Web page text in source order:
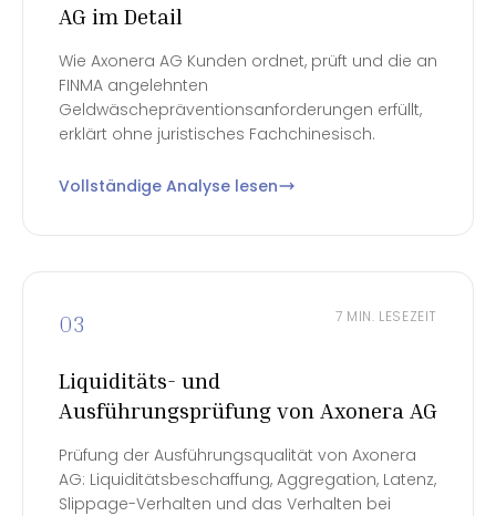
AG im Detail
Wie Axonera AG Kunden ordnet, prüft und die an
FINMA angelehnten
Geldwäschepräventionsanforderungen erfüllt,
erklärt ohne juristisches Fachchinesisch.
Vollständige Analyse lesen
03 7 MIN. LESEZEIT
Liquiditäts- und
Ausführungsprüfung von Axonera AG
Prüfung der Ausführungsqualität von Axonera
AG: Liquiditätsbeschaffung, Aggregation, Latenz,
Slippage-Verhalten und das Verhalten bei